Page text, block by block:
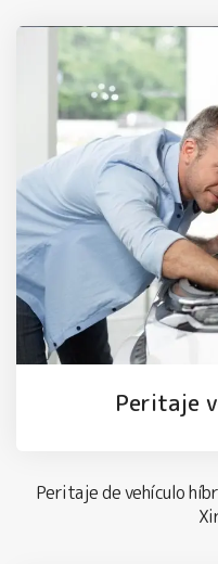
Peritaje
Peritaje de vehículo